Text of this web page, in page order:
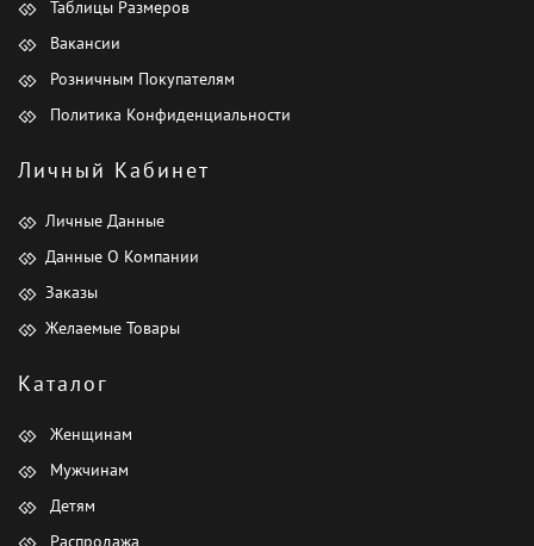
Таблицы Размеров
Вакансии
Розничным Покупателям
Политика Конфиденциальности
Личный Кабинет
Личные Данные
Данные О Компании
Заказы
Желаемые Товары
Каталог
Женщинам
Мужчинам
Детям